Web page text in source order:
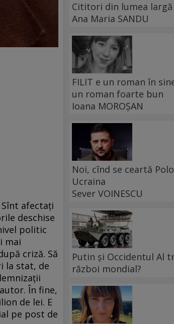
afectați
deschise
politic
mai
criză. Să
la stat, de
În fine,
de lei. E
pe post de
Cititori din lumea largă
Ana Maria SANDU
FILIT e un roman în
un roman foarte bun
Ioana MOROȘAN
Noi, cînd se ceartă
Ucraina
Sever VOINESCU
Putin și Occidentul Al
război mondial?